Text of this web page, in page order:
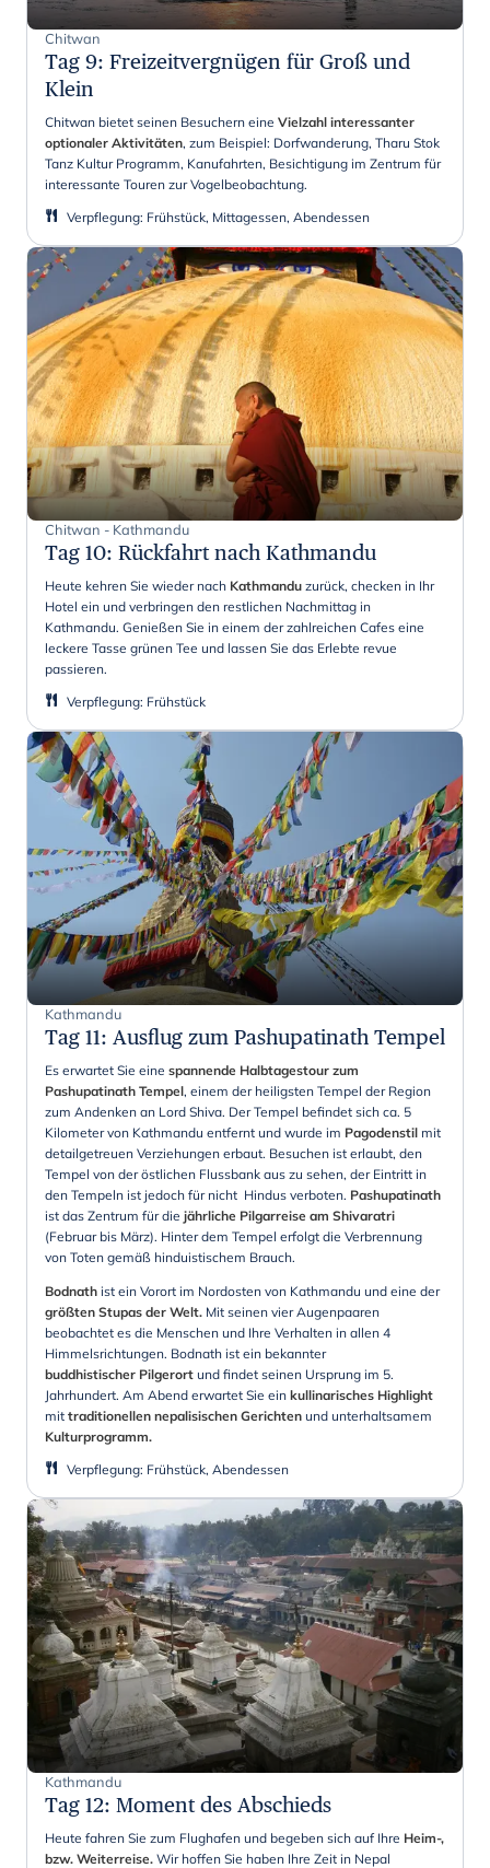
Chitwan
Tag 9: Freizeitvergnügen für Groß und
Klein
Chitwan bietet seinen Besuchern eine Vielzahl interessanter
optionaler Aktivitäten, zum Beispiel: Dorfwanderung, Tharu Stok
Tanz Kultur Programm, Kanufahrten, Besichtigung im Zentrum für
interessante Touren zur Vogelbeobachtung.
Verpflegung: Frühstück, Mittagessen, Abendessen
Chitwan - Kathmandu
Tag 10: Rückfahrt nach Kathmandu
Heute kehren Sie wieder nach Kathmandu zurück, checken in Ihr
Hotel ein und verbringen den restlichen Nachmittag in
Kathmandu. Genießen Sie in einem der zahlreichen Cafes eine
leckere Tasse grünen Tee und lassen Sie das Erlebte revue
passieren.
Verpflegung: Frühstück
Kathmandu
Tag 11: Ausflug zum Pashupatinath Tempel
Es erwartet Sie eine spannende Halbtagestour zum
Pashupatinath Tempel, einem der heiligsten Tempel der Region
zum Andenken an Lord Shiva. Der Tempel befindet sich ca. 5
Kilometer von Kathmandu entfernt und wurde im Pagodenstil mit
detailgetreuen Verziehungen erbaut. Besuchen ist erlaubt, den
Tempel von der östlichen Flussbank aus zu sehen, der Eintritt in
den Tempeln ist jedoch für nicht Hindus verboten. Pashupatinath
ist das Zentrum für die jährliche Pilgarreise am Shivaratri
(Februar bis März). Hinter dem Tempel erfolgt die Verbrennung
von Toten gemäß hinduistischem Brauch.
Bodnath ist ein Vorort im Nordosten von Kathmandu und eine der
größten Stupas der Welt. Mit seinen vier Augenpaaren
beobachtet es die Menschen und Ihre Verhalten in allen 4
Himmelsrichtungen. Bodnath ist ein bekannter
buddhistischer Pilgerort und findet seinen Ursprung im 5.
Jahrhundert. Am Abend erwartet Sie ein kullinarisches Highlight
mit traditionellen nepalisischen Gerichten und unterhaltsamem
Kulturprogramm.
Verpflegung: Frühstück, Abendessen
Kathmandu
Tag 12: Moment des Abschieds
Heute fahren Sie zum Flughafen und begeben sich auf Ihre Heim-,
bzw. Weiterreise. Wir hoffen Sie haben Ihre Zeit in Nepal